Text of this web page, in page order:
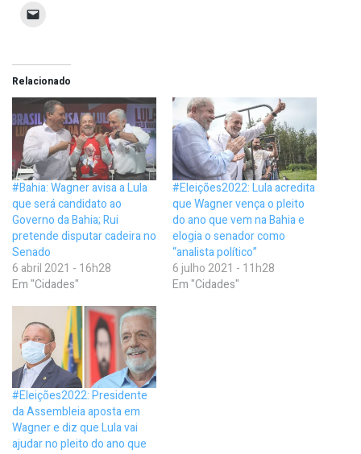
Relacionado
#Bahia: Wagner avisa a Lula
que será candidato ao
Governo da Bahia; Rui
pretende disputar cadeira no
Senado
6 abril 2021 - 16h28
Em "Cidades"
#Eleições2022: Lula acredita
que Wagner vença o pleito
do ano que vem na Bahia e
elogia o senador como
“analista político”
6 julho 2021 - 11h28
Em "Cidades"
#Eleições2022: Presidente
da Assembleia aposta em
Wagner e diz que Lula vai
ajudar no pleito do ano que